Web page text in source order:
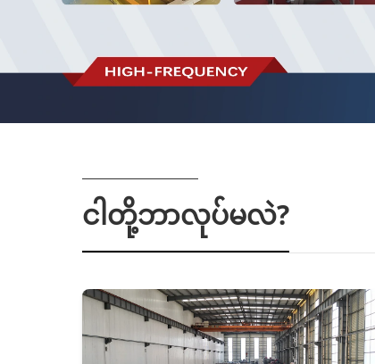
ငါတို့ဘာလုပ်မလဲ?